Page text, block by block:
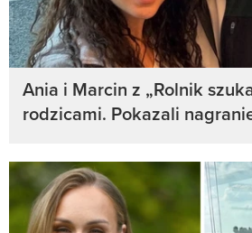
Ania i Marcin z „Rolnik
rodzicami. Pokazali